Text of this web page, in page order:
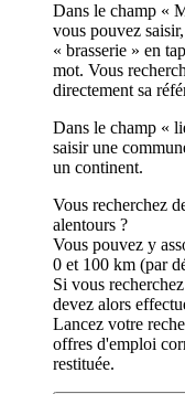
Dans le champ «
vous pouvez
« brasserie » en
mot. Vous
directement sa
Dans le champ «
saisir une
un continent.
Vous recherchez
alentours ?
Vous pouvez y
0 et 100 km (par
Si vous
devez alors
Lancez votre
offres d'emploi
restituée.